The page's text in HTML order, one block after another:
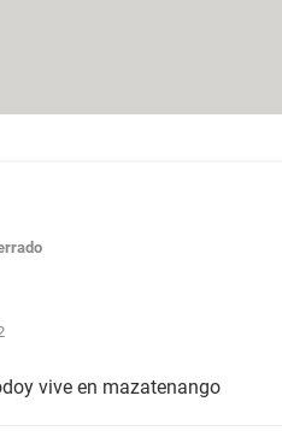
vive en mazatenango